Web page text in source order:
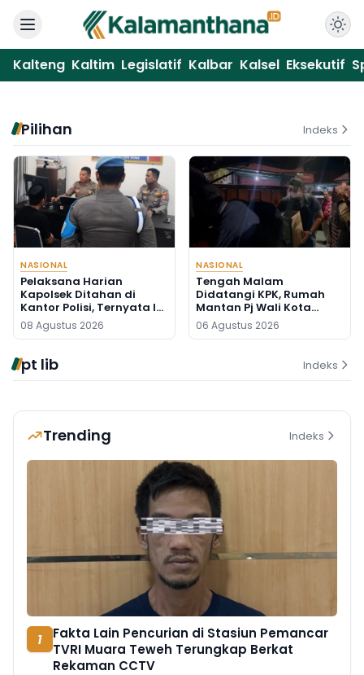
Kalteng Kaltim Legislatif Kalbar Kalsel Eksekutif
Pilihan Indeks
NASIONAL
Pelaksana Harian
Kapolsek Ditahan di
Kantor Polisi, Ternyata Ini
Penyebabnya
08 Agustus 2026
NASIONAL
Tengah Malam
Didatangi KPK, Rumah
Mantan Pj Wali Kota
Digeledah, Empat Koper
Dibawa
06 Agustus 2026
pt lib Indeks
Trending Indeks
1
Fakta Lain Pencurian di Stasiun Pemancar
TVRI Muara Teweh Terungkap Berkat
Rekaman CCTV